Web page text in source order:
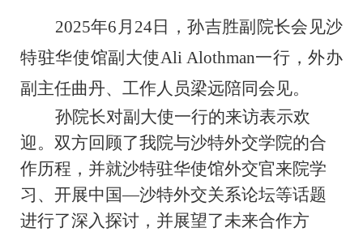
2025年6 月 24日，孙吉胜副院长会见沙
特驻华使馆副大使Ali Alothman一行 ，外办
副主任曲丹、 工作人员梁远陪同会见。
孙院长对副大使一行的来访表示欢
迎。双方回顾了我院与沙特外交学院的合
作历程，并就沙特驻华使馆外交官来院学
习、开展中国—沙特外交关系论坛等话题
进行了深入探讨，并展望了未来合作方